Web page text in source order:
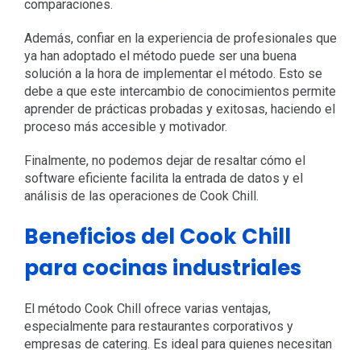
comparaciones.
Además, confiar en la experiencia de profesionales que
ya han adoptado el método puede ser una buena
solución a la hora de implementar el método. Esto se
debe a que este intercambio de conocimientos permite
aprender de prácticas probadas y exitosas, haciendo el
proceso más accesible y motivador.
Finalmente, no podemos dejar de resaltar cómo el
software eficiente facilita la entrada de datos y el
análisis de las operaciones de Cook Chill.
Beneficios del Cook Chill
para cocinas industriales
El método Cook Chill ofrece varias ventajas,
especialmente para restaurantes corporativos y
empresas de catering. Es ideal para quienes necesitan